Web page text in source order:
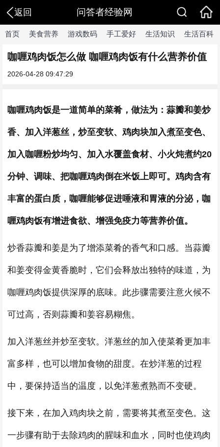
返回 问答者经验网
首页 美食营养 游戏数码 手工爱好 生活知识 生活百科
咖喱鸡肉饭怎么做 咖喱鸡肉饭有什么营养价值
2026-04-28 09:47:29
咖喱鸡肉饭是一道简单的菜肴，做法为：蒜瓣和姜炒
香、加入洋葱丝，炒至变软、鸡肉块加入煮至变色、
加入咖喱粉炒均匀、加入水覆盖食材、小火炖煮约20
分钟、调味、把咖喱鸡肉倒在米饭上即可。鸡肉含有
丰富的蛋白质，咖喱能够促进唾液和胃液的分泌，咖
喱鸡肉饭有增进食欲、增强免疫力等营养价值。
炒香蒜瓣和姜是为了增添菜肴的香气和口感。当蒜瓣
和姜变得金黄香脆时，它们会释放出独特的味道，为
咖喱鸡肉饭提供深厚的底味。此步骤需要注意火候不
可过高，否则蒜瓣和姜容易糊焦。
加入洋葱丝并炒至变软。洋葱丝的加入使菜肴更加丰
富多样，也可以增加食物的甜度。在炒洋葱的过程
中，要保持适当的温度，以免洋葱煮熟而不变硬。
接下来，在加入鸡肉块之前，需要将其煮至变色。这
一步骤有助于去除鸡肉的腥味和血水，同时也使鸡肉